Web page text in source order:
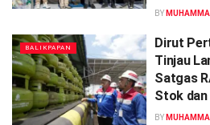
BY
BALIKPAPAN
Dirut
Tinjau
Satgas
Stok
BY